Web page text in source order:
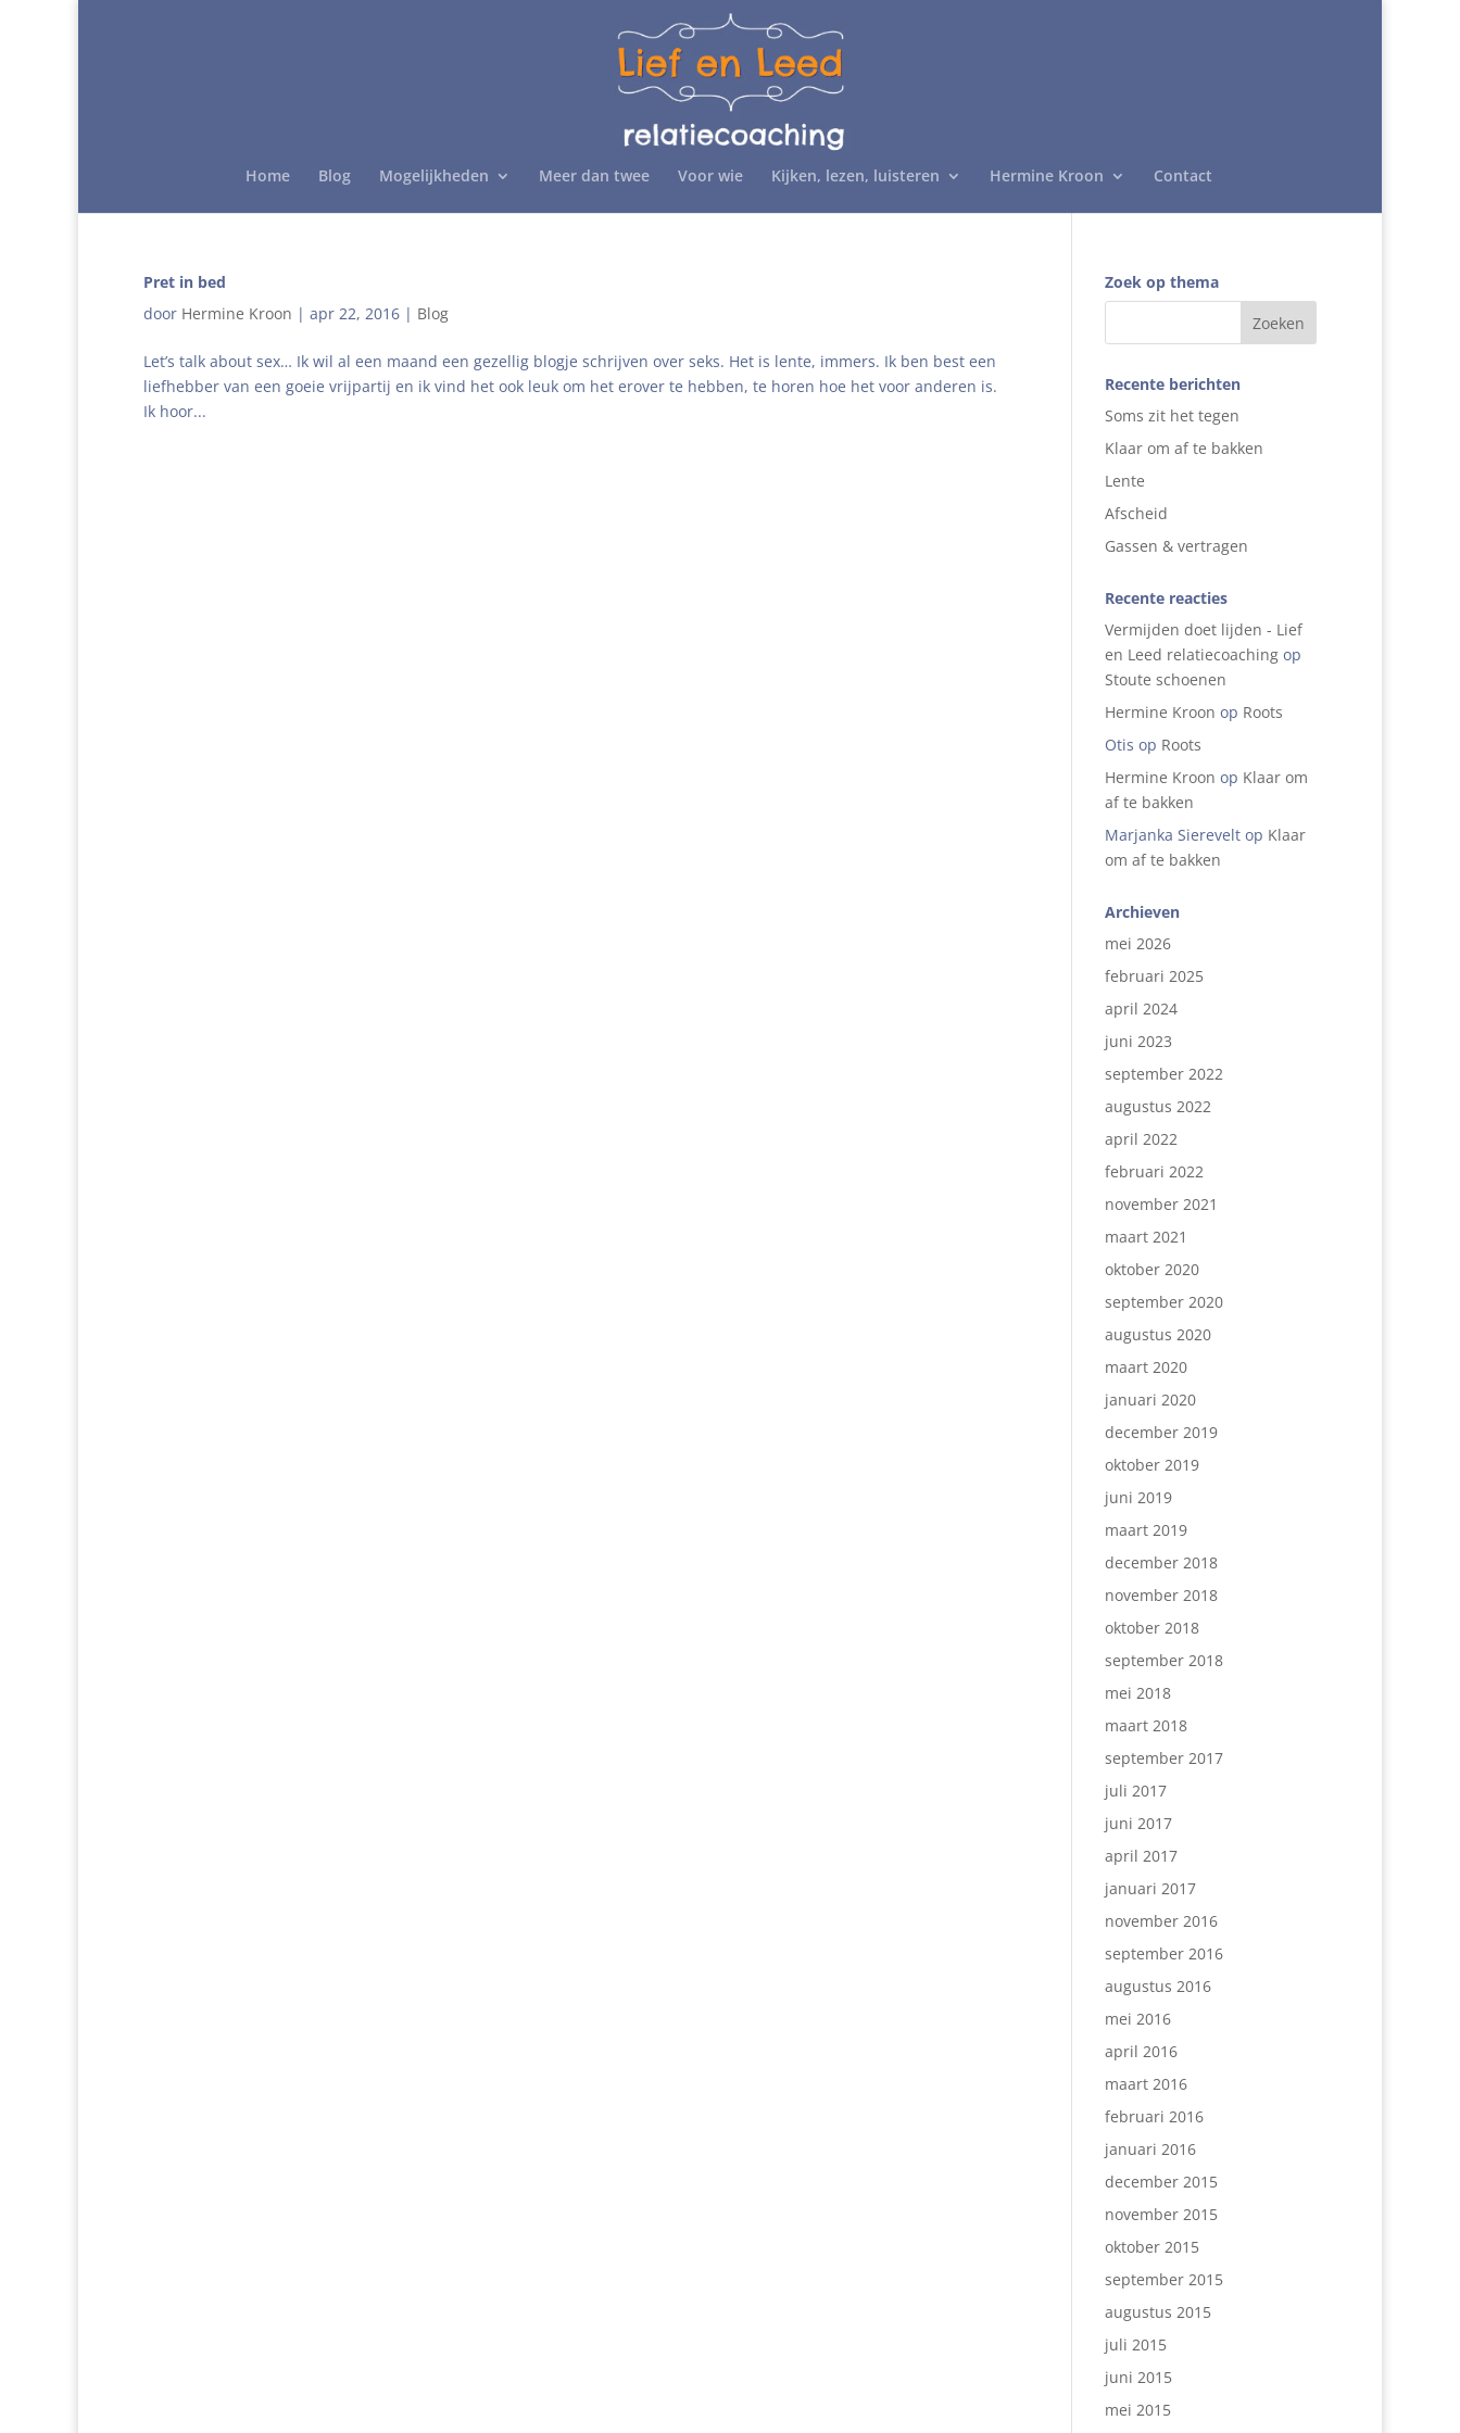
Home Blog Mogelijkheden Meer dan twee Voor wie Kijken, lezen, luisteren Hermine Kroon Contact
Pret in bed
door Hermine Kroon | apr 22, 2016 | Blog
Let’s talk about sex… Ik wil al een maand een gezellig blogje schrijven over seks. Het is lente, immers. Ik ben best een
liefhebber van een goeie vrijpartij en ik vind het ook leuk om het erover te hebben, te horen hoe het voor anderen is.
Ik hoor...
Zoek op thema
Recente berichten
Soms zit het tegen
Klaar om af te bakken
Lente
Afscheid
Gassen & vertragen
Recente reacties
Vermijden doet lijden - Lief
en Leed relatiecoachingop
Stoute schoenen
Hermine Kroon op Roots
Otis op Roots
Hermine Kroon op Klaar om
af te bakken
Marjanka Siereveltop Klaar
om af te bakken
Archieven
mei 2026
februari 2025
april 2024
juni 2023
september 2022
augustus 2022
april 2022
februari 2022
november 2021
maart 2021
oktober 2020
september 2020
augustus 2020
maart 2020
januari 2020
december 2019
oktober 2019
juni 2019
maart 2019
december 2018
november 2018
oktober 2018
september 2018
mei 2018
maart 2018
september 2017
juli 2017
juni 2017
april 2017
januari 2017
november 2016
september 2016
augustus 2016
mei 2016
april 2016
maart 2016
februari 2016
januari 2016
december 2015
november 2015
oktober 2015
september 2015
augustus 2015
juli 2015
juni 2015
mei 2015